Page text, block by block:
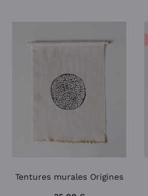
Tentures murales Origines